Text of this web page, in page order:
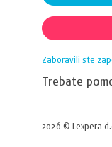
Zaboravili ste
Trebate
2026 © Lexpera